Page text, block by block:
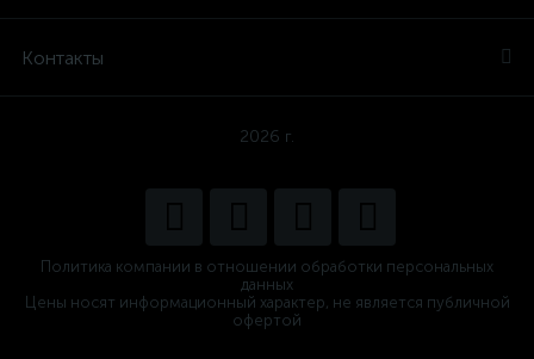
Контакты
2026 г.
Политика компании в отношении обработки персональных
данных
Цены носят информационный характер, не является публичной
офертой